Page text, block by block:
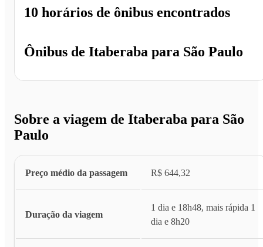
Ônibus de Itaberaba para São Paulo
10 horários de ônibus encontrados
Sobre a viagem de Itaberaba para São
Paulo
Preço médio da passagem R$ 644,32
Duração da viagem
1 dia e 18h48, mais rápida 1
dia e 8h20